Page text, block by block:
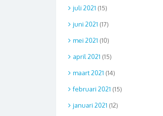
juli 2021 (15)
juni 2021 (17)
mei 2021 (10)
april 2021 (15)
maart 2021 (14)
februari 2021 (15)
januari 2021 (12)